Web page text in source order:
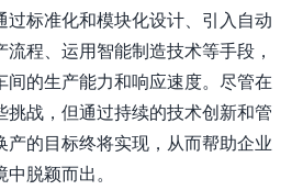
过标准化和模块化设计、引入自动
程、运用智能制造技术等手段，
间的生产能力和响应速度。尽管在
挑战，但通过持续的技术创新和管
产的目标终将实现，从而帮助企业
脱颖而出。